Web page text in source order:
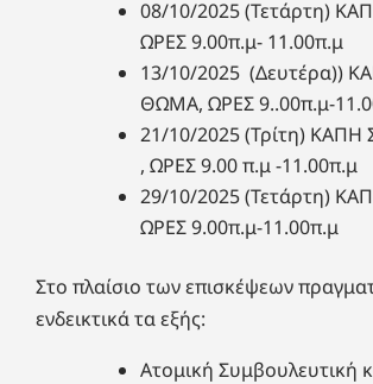
08/10/2025 (Τετάρτη)
ΩΡΕΣ 9.00π.μ- 11.00π.μ
13/10/2025 (Δευτέρα))
ΘΩΜΑ, ΩΡΕΣ 9..00π.μ-
21/10/2025 (Τρίτη)
, ΩΡΕΣ 9.00 π.μ -11.00π.μ
29/10/2025 (Τετάρτη)
ΩΡΕΣ 9.00π.μ-11.00π.μ
Στο πλαίσιο των επισκέψεων
ενδεικτικά τα εξής:
Ατομική Συμβουλευτική